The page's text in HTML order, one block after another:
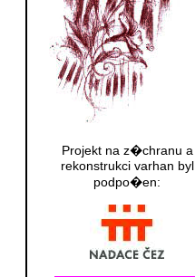
Projekt na z�chranu a
rekonstrukci varhan byl
podpo�en: